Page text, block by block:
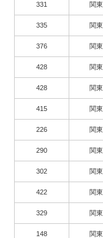
331 関東
335 関東
376 関東
428 関東
428 関東
415 関東
226 関東
290 関東
302 関東
422 関東
329 関東
148 関東